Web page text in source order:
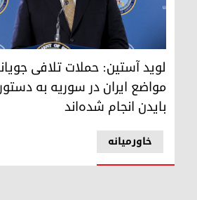
لوید آستین، وزیر دفاع آمریکا -
خاورمیانه
لوید آستین: حملات تلافی
مواضع ایران در سوریه به
بایدن انجام شده‌اند